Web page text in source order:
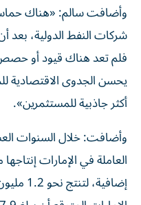
وأضافت سالم: «هناك
شركات النفط الدولية، بعد
فلم تعد هناك قيود أو
يحسن الجدوى الاقتصادية
أكثر جاذبية للمستثمرين».
وأضافت: خلال السنوات